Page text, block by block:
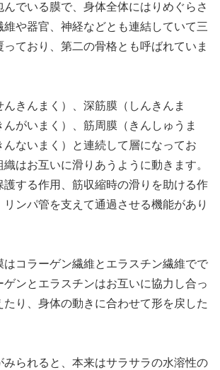
でいる膜で、身体全体にはりめぐらさ
維や器官、神経などとも連結していて三
ており、第二の骨格とも呼ばれていま
きんまく）、深筋膜（しんきんま
んがいまく）、筋周膜（きんしゅうま
んないまく）と連続して層になってお
はお互いに滑りあうように動きます。
護する作用、筋収縮時の滑りを助ける作
リンパ管を支えて通過させる機能があり
はコラーゲン繊維とエラスチン繊維でで
ゲンとエラスチンはお互いに協力し合っ
たり、身体の動きに合わせて形を戻した
みられると、本来はサラサラの水溶性の